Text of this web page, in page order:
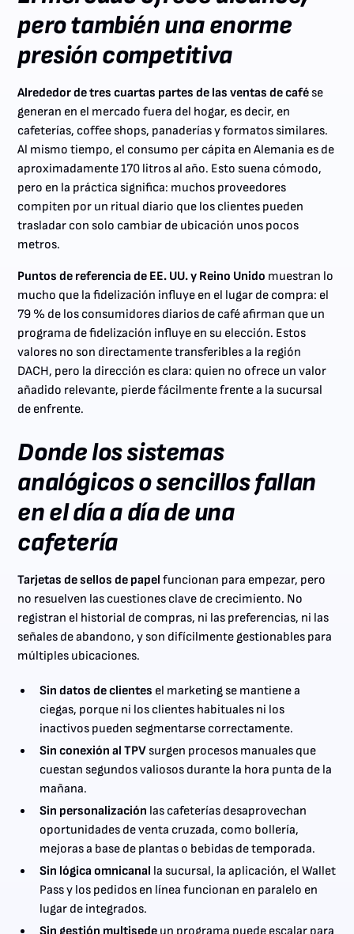
pero también una enorme
presión competitiva
Alrededor de tres cuartas partes de las ventas de café se
generan en el mercado fuera del hogar, es decir, en
cafeterías, coffee shops, panaderías y formatos similares.
Al mismo tiempo, el consumo per cápita en Alemania es de
aproximadamente 170 litros al año. Esto suena cómodo,
pero en la práctica significa: muchos proveedores
compiten por un ritual diario que los clientes pueden
trasladar con solo cambiar de ubicación unos pocos
metros.
Puntos de referencia de EE. UU. y Reino Unido muestran lo
mucho que la fidelización influye en el lugar de compra: el
79 % de los consumidores diarios de café afirman que un
programa de fidelización influye en su elección. Estos
valores no son directamente transferibles a la región
DACH, pero la dirección es clara: quien no ofrece un valor
añadido relevante, pierde fácilmente frente a la sucursal
de enfrente.
Donde los sistemas
analógicos o sencillos fallan
en el día a día de una
cafetería
Tarjetas de sellos de papel funcionan para empezar, pero
no resuelven las cuestiones clave de crecimiento. No
registran el historial de compras, ni las preferencias, ni las
señales de abandono, y son difícilmente gestionables para
múltiples ubicaciones.
Sin datos de clientes el marketing se mantiene a
ciegas, porque ni los clientes habituales ni los
inactivos pueden segmentarse correctamente.
Sin conexión al TPV surgen procesos manuales que
cuestan segundos valiosos durante la hora punta de la
mañana.
Sin personalización las cafeterías desaprovechan
oportunidades de venta cruzada, como bollería,
mejoras a base de plantas o bebidas de temporada.
Sin lógica omnicanal la sucursal, la aplicación, el Wallet
Pass y los pedidos en línea funcionan en paralelo en
lugar de integrados.
Sin gestión multisede un programa puede escalar para